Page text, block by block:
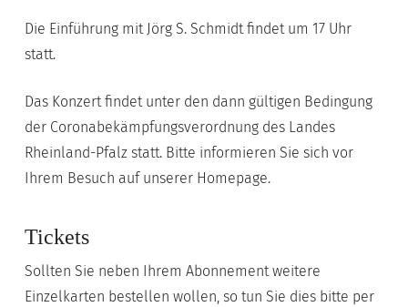
Die Einführung mit Jörg S. Schmidt findet um 17 Uhr
statt.
Das Konzert findet unter den dann gültigen Bedingung
der Coronabekämpfungsverordnung des Landes
Rheinland-Pfalz statt. Bitte informieren Sie sich vor
Ihrem Besuch auf unserer Homepage.
Tickets
Sollten Sie neben Ihrem Abonnement weitere
Einzelkarten bestellen wollen, so tun Sie dies bitte per